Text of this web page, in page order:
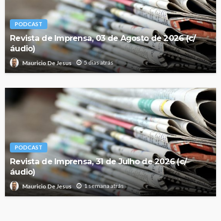
PODCAST
Revista de Imprensa, 03 de Agosto de 2026 (c/
áudio)
Mauricio De Jesus 5 dias atrás
PODCAST
Revista de Imprensa, 31 de Julho de 2026 (c/
áudio)
Mauricio De Jesus 1 semana atrás